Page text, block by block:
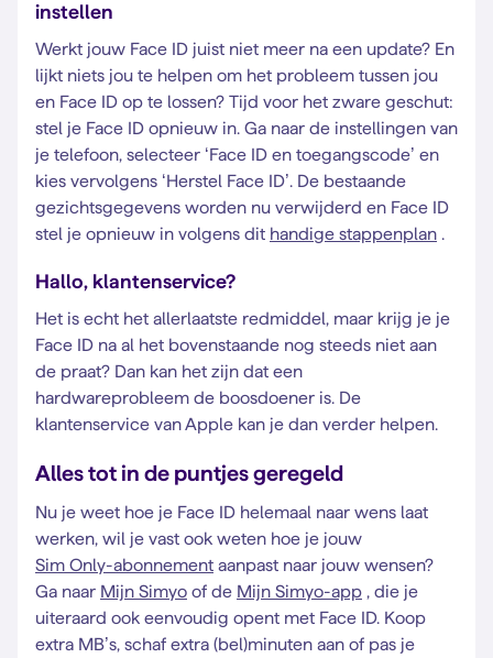
instellen
Werkt jouw Face ID juist niet meer na een update? En
lijkt niets jou te helpen om het probleem tussen jou
en Face ID op te lossen? Tijd voor het zware geschut:
stel je Face ID opnieuw in. Ga naar de instellingen van
je telefoon, selecteer ‘Face ID en toegangscode’ en
kies vervolgens ‘Herstel Face ID’. De bestaande
gezichtsgegevens worden nu verwijderd en Face ID
stel je opnieuw in volgens dit handige stappenplan .
Hallo, klantenservice?
Het is echt het allerlaatste redmiddel, maar krijg je je
Face ID na al het bovenstaande nog steeds niet aan
de praat? Dan kan het zijn dat een
hardwareprobleem de boosdoener is. De
klantenservice van Apple kan je dan verder helpen.
Alles tot in de puntjes geregeld
Nu je weet hoe je Face ID helemaal naar wens laat
werken, wil je vast ook weten hoe je jouw
Sim Only-abonnement aanpast naar jouw wensen?
Ga naar Mijn Simyo of de Mijn Simyo-app , die je
uiteraard ook eenvoudig opent met Face ID. Koop
extra MB’s, schaf extra (bel)minuten aan of pas je